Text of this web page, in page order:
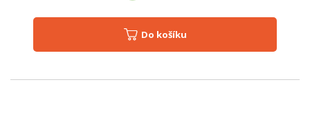
Do košíku